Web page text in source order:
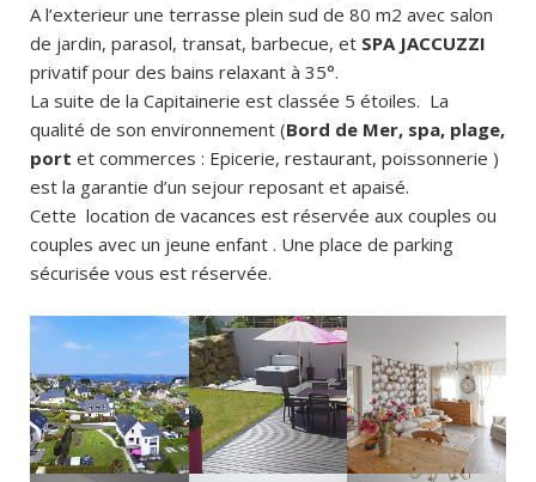
A l’exterieur une terrasse plein sud de 80 m2 avec salon
de jardin, parasol, transat, barbecue, et SPA JACCUZZI
privatif pour des bains relaxant à 35°.
La suite de la Capitainerie est classée 5 étoiles. La
qualité de son environnement (Bord de Mer, spa, plage,
port et commerces : Epicerie, restaurant, poissonnerie )
est la garantie d’un sejour reposant et apaisé.
Cette location de vacances est réservée aux couples ou
couples avec un jeune enfant . Une place de parking
sécurisée vous est réservée.